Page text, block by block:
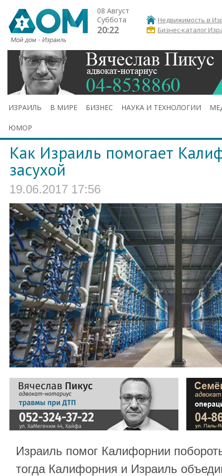
08 Август
Суббота
20:22
Недвижимость в
Бизнес-каталог
ИЗРАИЛЬ В МИРЕ БИЗНЕС НАУКА И ТЕХНОЛОГИИ
ЮМОР
Как Израиль помогает
засухой
19.06.2017 17:56
Израиль помог Калифорнии
тогда Калифорния и Израиль